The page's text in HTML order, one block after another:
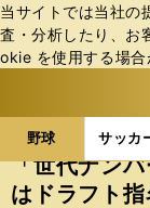
当サイトでは当社の
査・分析したり、お
okie を使⽤する場
野球 サッカ
b
ス
ポ
ル
野球の記事
「世代ナン
はドラフト